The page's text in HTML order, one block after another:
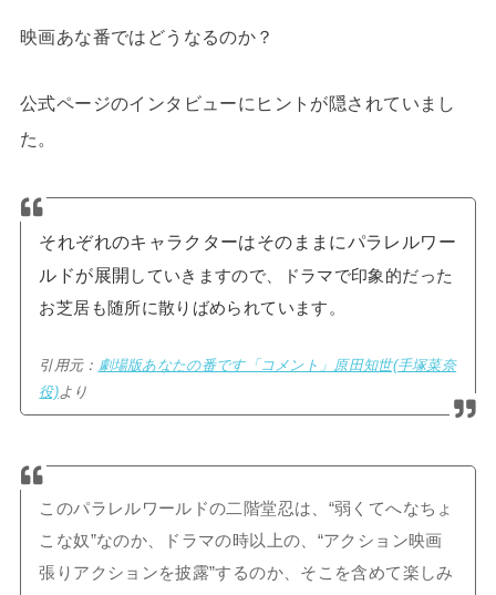
映画あな番ではどうなるのか？
公式ページのインタビューにヒントが隠されていまし
た。
それぞれのキャラクターはそのままにパラレルワー
ルドが展開 していきますので、ドラマで印象的だった
お芝居も随所に散りばめられています。
引用元： 劇場版あなたの番です「コメント」原田知世(手塚菜奈
役)より
このパラレルワールドの二階堂忍は、“弱くてへなちょ
こな奴”なのか、ドラマの時以上の、“アクション映画
張りアクションを披露”するのか、そこを含めて楽しみ